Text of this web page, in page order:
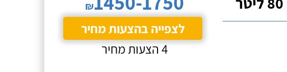
₪
לצפייה בהצעות מחיר
4 הצעות מחיר